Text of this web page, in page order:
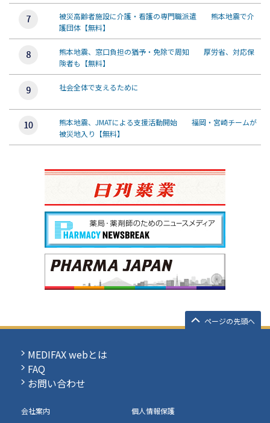
被災高齢者施設に介護・看護の専門職派遣 熊本地震で介
護団体【無料】
熊本地震、窓口負担の猶予・免除で周知 厚労省、対応保
険者も【無料】
社会全体で支えるために
熊本地震、JMATによる支援活動開始 福岡・宮崎チームが
被災地入り【無料】
ページの先頭へ
MEDIFAX webとは
FAQ
お問い合わせ
会社案内
個人情報保護